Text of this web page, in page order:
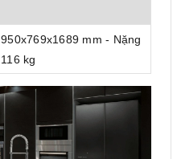
950x769x1689 mm - Nặng
116 kg